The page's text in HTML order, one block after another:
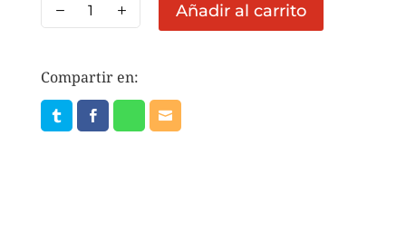
DE
14
PZAS
cantidad
Añadir al carrito
Compartir en: